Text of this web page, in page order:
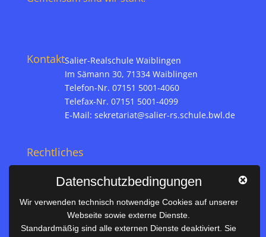
KontaktSalier-Realschule Waiblingen
Im Sämann 30, 71334 Waiblingen
Telefon-Nr. 07151 5001-4060
Telefax-Nr. 07151 5001-4099
E-Mail: sekretariat@salier-rs.schule.bwl.de
Rechtliches
Datenschutz
Nützliches
Datenschutzbedingungen
Wir verwenden technisch notwendige Cookies auf unserer
Webseite sowie externe Dienste.
Standardmäßig sind alle externen Dienste deaktiviert. Sie